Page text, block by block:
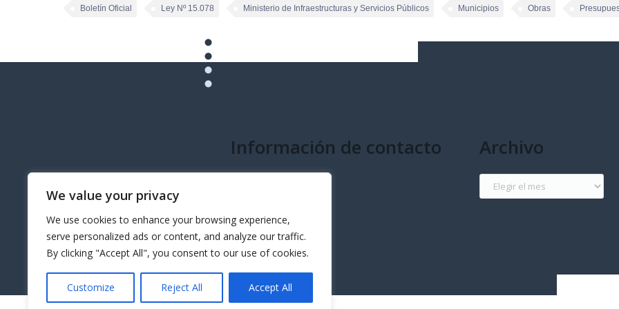
We value your privacy
We use cookies to enhance your browsing experience,
serve personalized ads or content, and analyze our traffic.
By clicking "Accept All", you consent to our use of cookies.
Customize Reject All Accept All
Boletín Oficial Ley Nº 15.078 Ministerio de Infraestructuras y Servicios Públicos Municipios Obras
Información de contacto Archivo
Archivo